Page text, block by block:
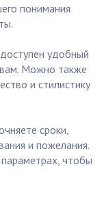
понимания
удобный
Можно также
и стилистику
сроки,
и пожелания.
чтобы